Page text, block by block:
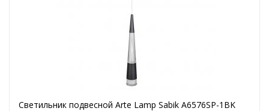
Светильник подвесной Arte Lamp Sabik A6576SP-1BK